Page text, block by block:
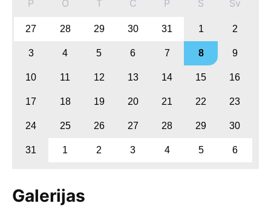
P O T C P S Sv
27 28 29 30 31 1 2
3 4 5 6 7 8 9
10 11 12 13 14 15 16
17 18 19 20 21 22 23
24 25 26 27 28 29 30
31 1 2 3 4 5 6
Galerijas